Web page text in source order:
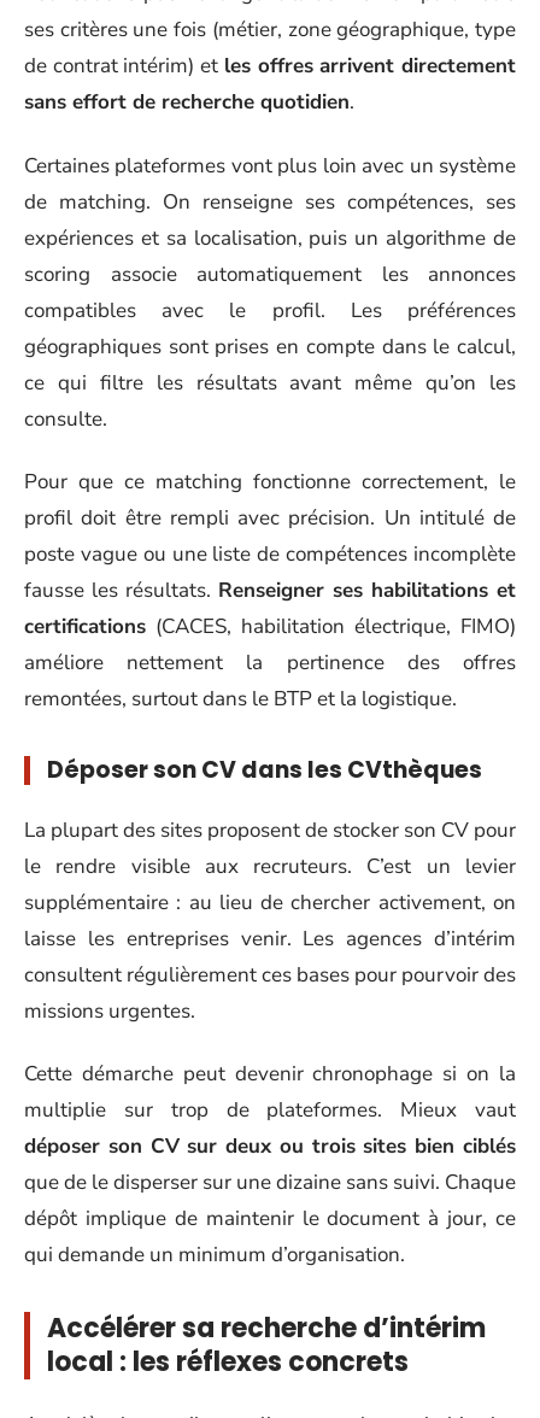
ses critères une fois (métier, zone géographique, type
de contrat intérim) et les offres arrivent directement
sans effort de recherche quotidien.
Certaines plateformes vont plus loin avec un système
de matching. On renseigne ses compétences, ses
expériences et sa localisation, puis un algorithme de
scoring associe automatiquement les annonces
compatibles avec le profil. Les préférences
géographiques sont prises en compte dans le calcul,
ce qui filtre les résultats avant même qu’on les
consulte.
Pour que ce matching fonctionne correctement, le
profil doit être rempli avec précision. Un intitulé de
poste vague ou une liste de compétences incomplète
fausse les résultats. Renseigner ses habilitations et
certifications (CACES, habilitation électrique, FIMO)
améliore nettement la pertinence des offres
remontées, surtout dans le BTP et la logistique.
Déposer son CV dans les CVthèques
La plupart des sites proposent de stocker son CV pour
le rendre visible aux recruteurs. C’est un levier
supplémentaire : au lieu de chercher activement, on
laisse les entreprises venir. Les agences d’intérim
consultent régulièrement ces bases pour pourvoir des
missions urgentes.
Cette démarche peut devenir chronophage si on la
multiplie sur trop de plateformes. Mieux vaut
déposer son CV sur deux ou trois sites bien ciblés
que de le disperser sur une dizaine sans suivi. Chaque
dépôt implique de maintenir le document à jour, ce
qui demande un minimum d’organisation.
Accélérer sa recherche d’intérim
local : les réflexes concrets